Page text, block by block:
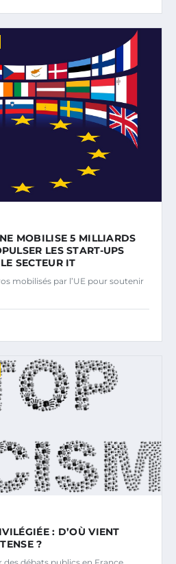
MOBILISE 5 MILLIARDS
LES START-UPS
SECTEUR IT
mobilisés par l’UE pour soutenir
: D’OÙ VIENT
?